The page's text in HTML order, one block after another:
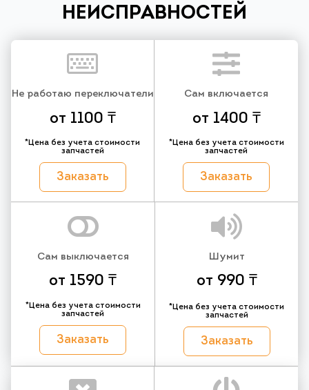
НЕИСПРАВНОСТЕЙ
Не работаю переключатели
от 1100 ₸
*Цена без учета стоимости
запчастей
Заказать
Сам включается
от 1400 ₸
*Цена без учета стоимости
запчастей
Заказать
Сам выключается
от 1590 ₸
*Цена без учета стоимости
запчастей
Заказать
Шумит
от 990 ₸
*Цена без учета стоимости
запчастей
Заказать